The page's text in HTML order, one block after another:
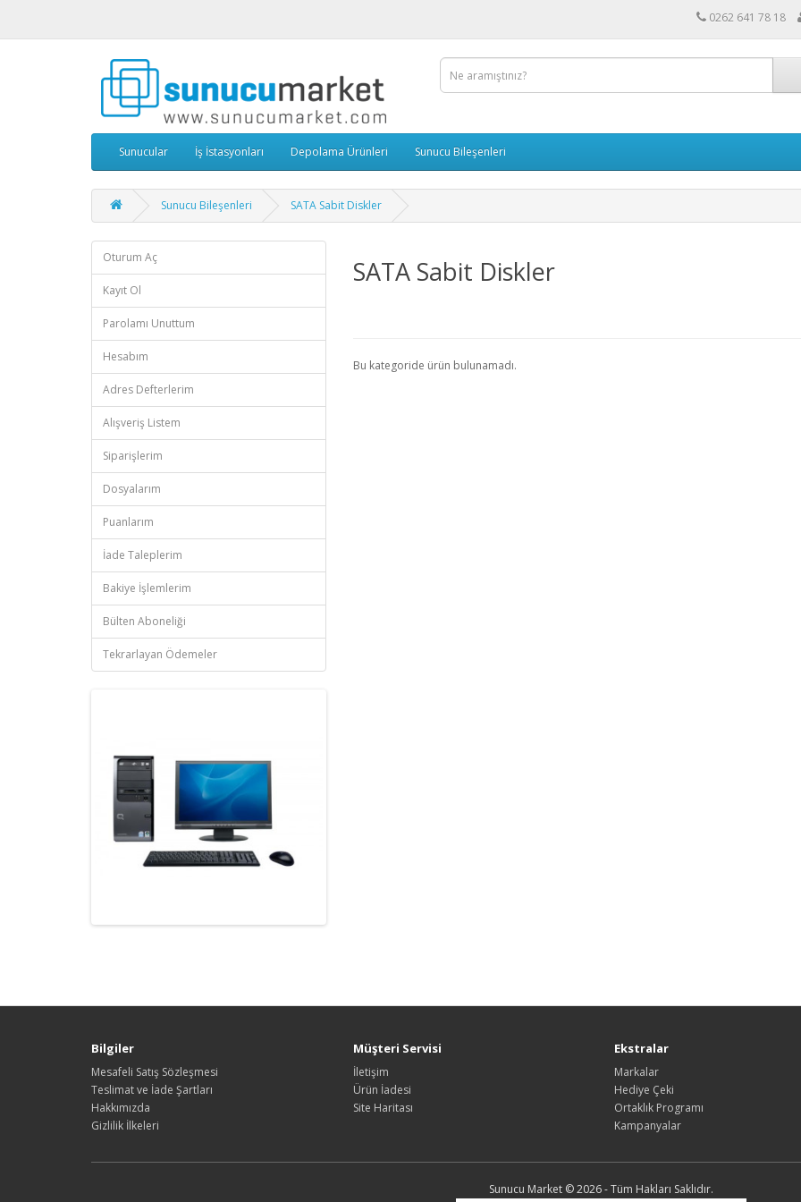
0262 641 78 18
Sunucular İş İstasyonları Depolama Ürünleri Sunucu Bileşenleri
Sunucu Bileşenleri SATA Sabit Diskler
Oturum Aç
Kayıt Ol
Parolamı Unuttum
Hesabım
Adres Defterlerim
Alışveriş Listem
Siparişlerim
Dosyalarım
Puanlarım
İade Taleplerim
Bakiye İşlemlerim
Bülten Aboneliği
Tekrarlayan Ödemeler
SATA Sabit Diskler
Bu kategoride ürün bulunamadı.
Bilgiler
Mesafeli Satış Sözleşmesi
Teslimat ve İade Şartları
Hakkımızda
Gizlilik İlkeleri
Müşteri Servisi
İletişim
Ürün İadesi
Site Haritası
Ekstralar
Markalar
Hediye Çeki
Ortaklık Programı
Kampanyalar
Sunucu Market © 2026 - Tüm Hakları Saklıdır.